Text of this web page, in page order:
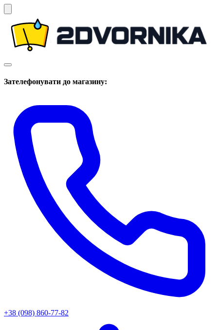
Зателефонувати до магазину:
+38 (098) 860-77-82